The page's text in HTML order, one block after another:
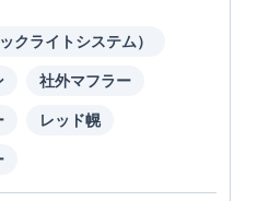
クライトシステム）
社外マフラー
レッド幌